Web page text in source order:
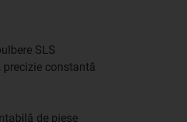
SLS
precizie constantă
de piese